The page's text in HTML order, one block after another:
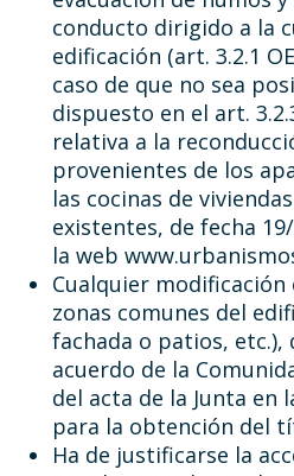
conducto dirigido a la
edificación (art. 3.2.1
caso de que no sea
dispuesto en el art.
relativa a la
provenientes de los
las cocinas de
existentes, de fecha
la web
Cualquier
zonas comunes del
fachada o patios,
acuerdo de la
del acta de la Junta en
para la obtención del
Ha de justificarse la